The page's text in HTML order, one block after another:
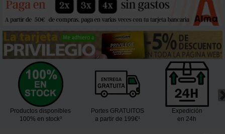
Productos disponibles
100% en stock³
Portes GRATUITOS
a partir de 199€¹
Expedición
en 24h